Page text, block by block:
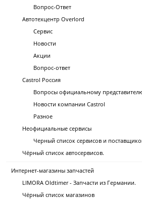
Вопрос-Ответ
Автотехцентр Overlord
Сервис
Новости
Акции
Вопрос-ответ
Castrol Россия
Вопросы официальному
Новости компании Castrol
Разное
Неофициальные сервисы
Черный список сервисов и
Чёрный список автосервисов.
Интернет-магазины запчастей
LIMORA Oldtimer - Запчасти из Германии.
Чёрный список магазинов